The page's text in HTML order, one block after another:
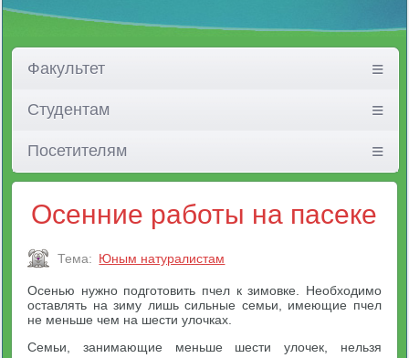
Факультет
Студентам
Посетителям
Осенние работы на пасеке
Тема: Юным натуралистам
Осенью нужно подготовить пчел к зимовке. Необходимо
оставлять на зиму лишь сильные семьи, имеющие пчел
не меньше чем на шести улочках.
Семьи, занимающие меньше шести улочек, нельзя